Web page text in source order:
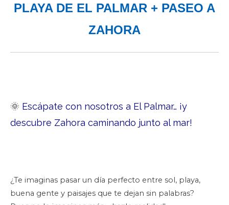
PLAYA DE EL PALMAR + PASEO A
ZAHORA
🌞 Escápate con nosotros a El Palmar… ¡y
descubre Zahora caminando junto al mar!
¿Te imaginas pasar un día perfecto entre sol, playa,
buena gente y paisajes que te dejan sin palabras?